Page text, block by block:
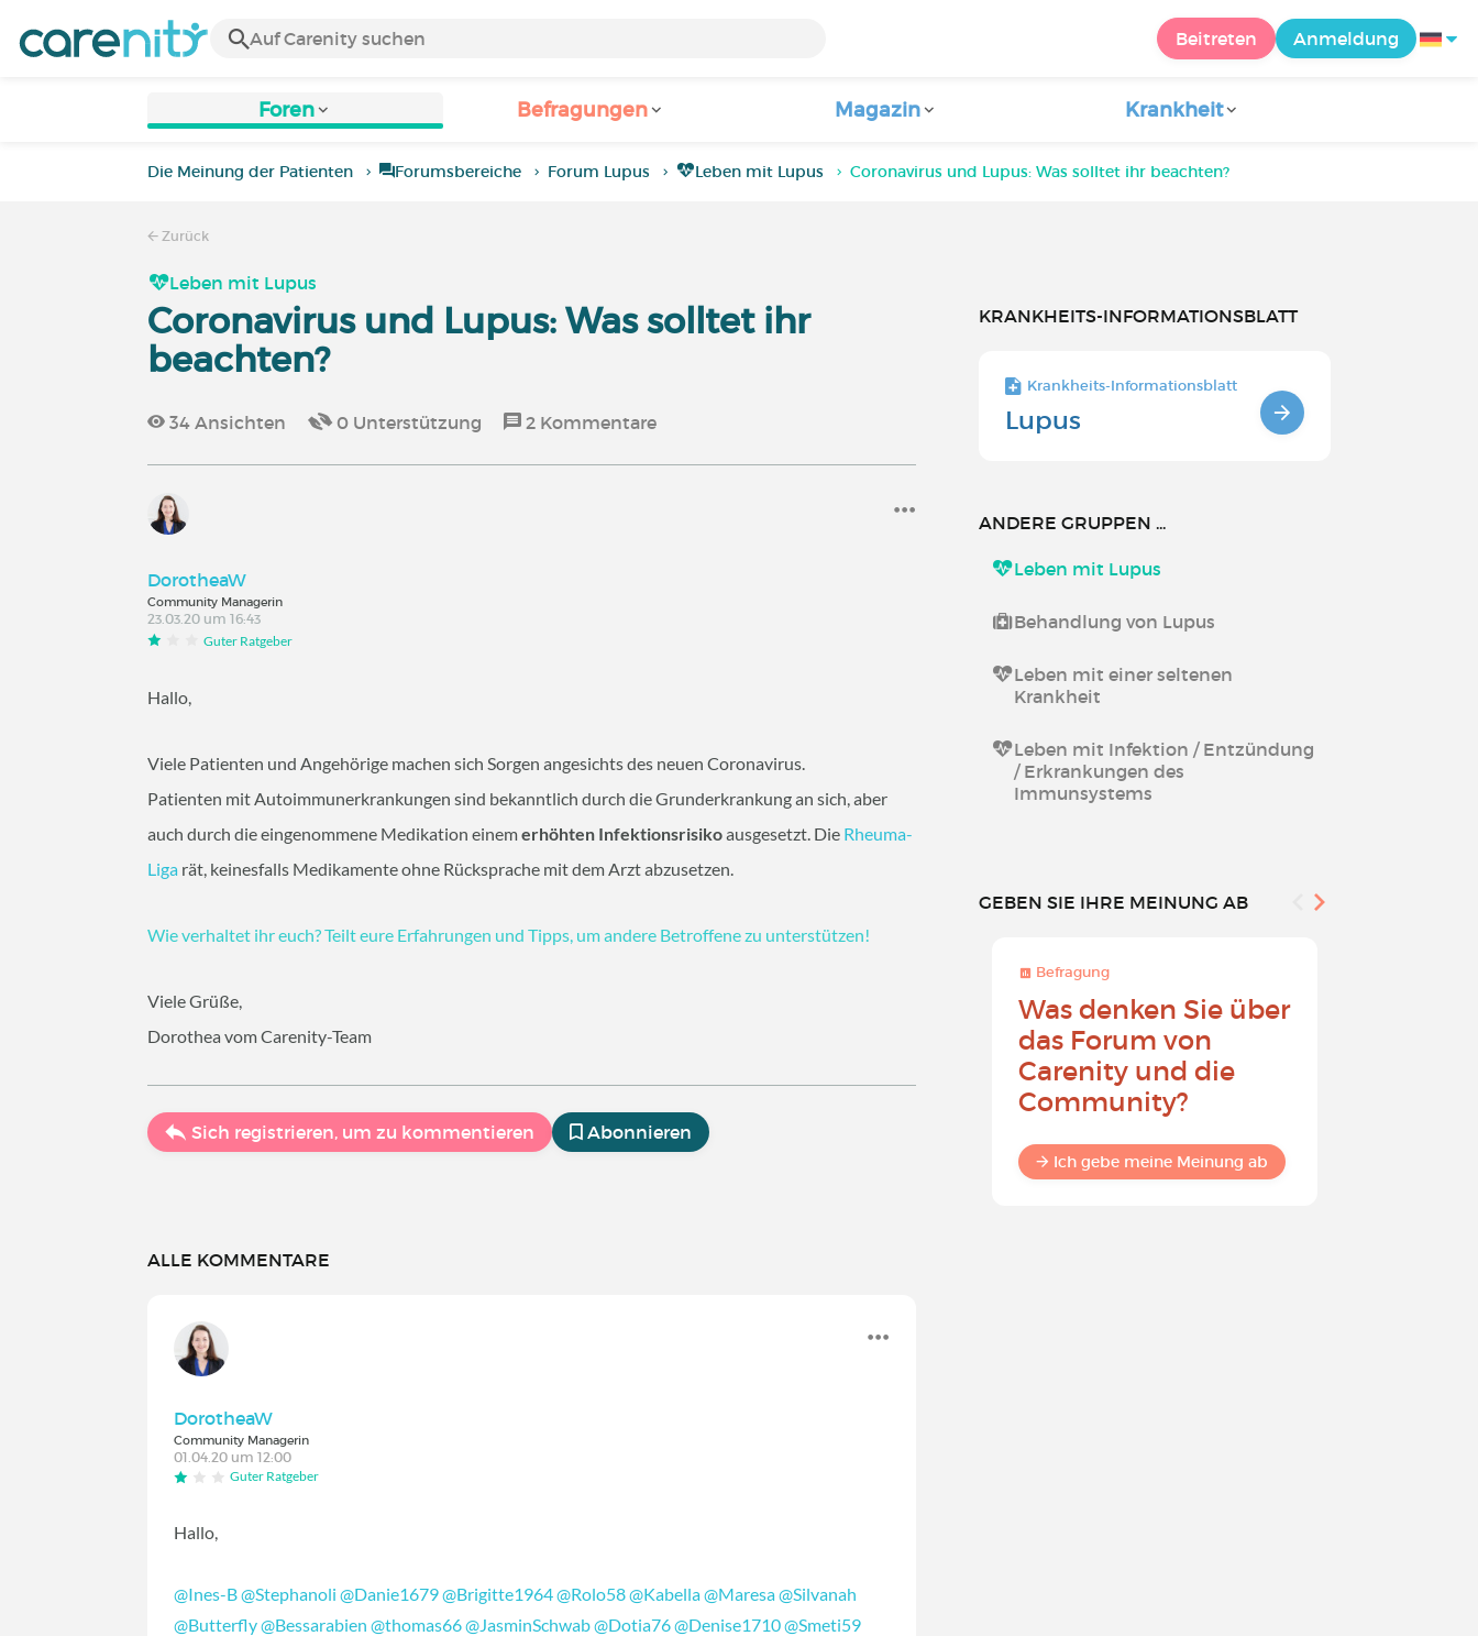
Beitreten Anmeldung
Foren Befragungen Magazin Krankheit
Die Meinung der Patienten Forumsbereiche Forum Lupus Leben mit Lupus Coronavirus und Lupus: Was solltet ihr beachten?
Zurück
Leben mit Lupus
Coronavirus und Lupus: Was solltet ihr
beachten?
34 Ansichten 0 Unterstützung 2 Kommentare
DorotheaW
Community Managerin
23.03.20 um 16:43
Guter Ratgeber
Hallo,
Viele Patienten und Angehörige machen sich Sorgen angesichts des neuen Coronavirus.
Patienten mit Autoimmunerkrankungen sind bekanntlich durch die Grunderkrankung an sich, aber
auch durch die eingenommene Medikation einemerhöhten Infektionsrisikoausgesetzt. Die Rheuma-
Liga rät, keinesfalls Medikamente ohne Rücksprache mit dem Arzt abzusetzen.
Wie verhaltet ihr euch? Teilt eure Erfahrungen und Tipps, um andere Betroffene zu unterstützen!
Viele Grüße,
Dorothea vom Carenity-Team
Sich registrieren, um zu kommentieren Abonnieren
ALLE KOMMENTARE
DorotheaW
Community Managerin
01.04.20 um 12:00
Guter Ratgeber
Hallo,
@Ines-B‍@Stephanoli ‍@Danie1679‍@Brigitte1964‍@Rolo58‍@Kabella‍@Maresa‍@Silvanah
@Butterfly‍@Bessarabien ‍@thomas66‍@JasminSchwab‍@Dotia76‍@Denise1710‍@Smeti59
KRANKHEITS-INFORMATIONSBLATT
Krankheits-Informationsblatt
Lupus
ANDERE GRUPPEN ...
Leben mit Lupus
Behandlung von Lupus
Leben mit einer seltenen
Krankheit
Leben mit Infektion / Entzündung
/ Erkrankungen des
Immunsystems
GEBEN SIE IHRE MEINUNG AB
Befragung
Was denken Sie über
das Forum von
Carenity und die
Community?
Ich gebe meine Meinung ab